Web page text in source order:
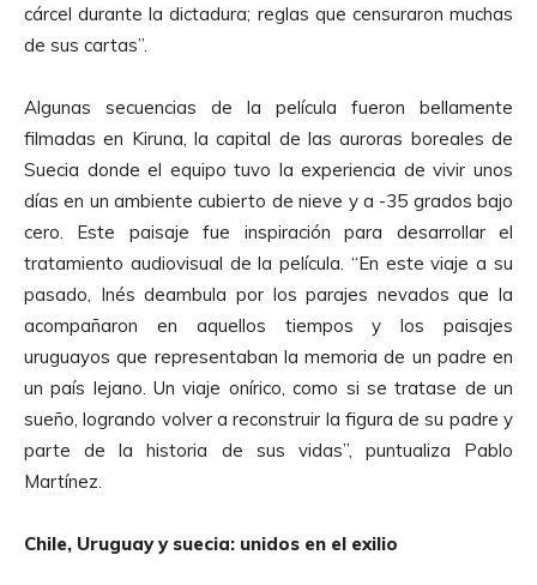
cárcel durante la dictadura; reglas que censuraron muchas
de sus cartas”.
Algunas secuencias de la película fueron bellamente
filmadas en Kiruna, la capital de las auroras boreales de
Suecia donde el equipo tuvo la experiencia de vivir unos
días en un ambiente cubierto de nieve y a -35 grados bajo
cero. Este paisaje fue inspiración para desarrollar el
tratamiento audiovisual de la película. “En este viaje a su
pasado, Inés deambula por los parajes nevados que la
acompañaron en aquellos tiempos y los paisajes
uruguayos que representaban la memoria de un padre en
un país lejano. Un viaje onírico, como si se tratase de un
sueño, logrando volver a reconstruir la figura de su padre y
parte de la historia de sus vidas”, puntualiza Pablo
Martínez.
Chile, Uruguay y suecia: unidos en el exilio